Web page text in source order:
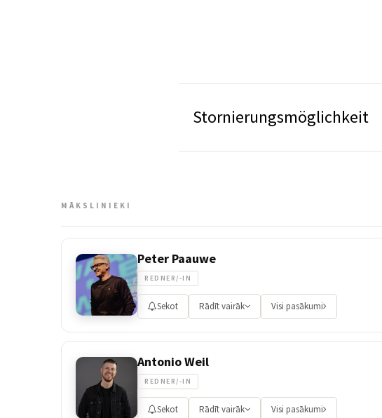
Stornierungsmöglichkeit
MĀKSLINIEKI
Peter Paauwe
REDNER/-IN
Sekot Rādīt vairāk Visi pasākumi
Antonio Weil
REDNER/-IN
Sekot Rādīt vairāk Visi pasākumi